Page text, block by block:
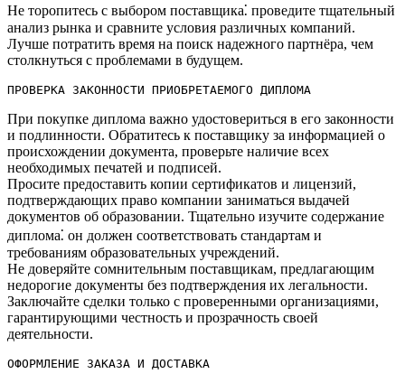
Не торопитесь с выбором поставщика⁚ проведите тщательный
анализ рынка и сравните условия различных компаний.​
Лучше потратить время на поиск надежного партнёра, чем
столкнуться с проблемами в будущем.​
ПРОВЕРКА ЗАКОННОСТИ ПРИОБРЕТАЕМОГО ДИПЛОМА
При покупке диплома важно удостовериться в его законности
и подлинности.​ Обратитесь к поставщику за информацией о
происхождении документа, проверьте наличие всех
необходимых печатей и подписей.​
Просите предоставить копии сертификатов и лицензий,
подтверждающих право компании заниматься выдачей
документов об образовании.​ Тщательно изучите содержание
диплома⁚ он должен соответствовать стандартам и
требованиям образовательных учреждений.​
Не доверяйте сомнительным поставщикам, предлагающим
недорогие документы без подтверждения их легальности.​
Заключайте сделки только с проверенными организациями,
гарантирующими честность и прозрачность своей
деятельности.​
ОФОРМЛЕНИЕ ЗАКАЗА И ДОСТАВКА